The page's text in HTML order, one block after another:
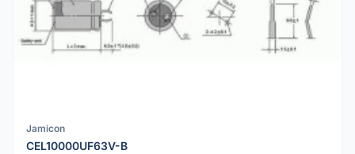
Jamicon
CEL10000UF63V-B